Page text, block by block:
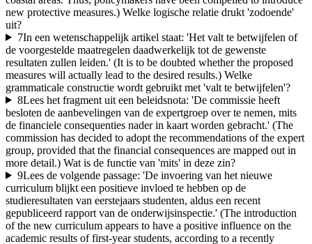
new protective measures.) Welke logische relatie drukt 'zodoende'
uit?
7In een wetenschappelijk artikel staat: 'Het valt te betwijfelen of
de voorgestelde maatregelen daadwerkelijk tot de gewenste
resultaten zullen leiden.' (It is to be doubted whether the proposed
measures will actually lead to the desired results.) Welke
grammaticale constructie wordt gebruikt met 'valt te betwijfelen'?
8Lees het fragment uit een beleidsnota: 'De commissie heeft
besloten de aanbevelingen van de expertgroep over te nemen, mits
de financiele consequenties nader in kaart worden gebracht.' (The
commission has decided to adopt the recommendations of the expert
group, provided that the financial consequences are mapped out in
more detail.) Wat is de functie van 'mits' in deze zin?
9Lees de volgende passage: 'De invoering van het nieuwe
curriculum blijkt een positieve invloed te hebben op de
studieresultaten van eerstejaars studenten, aldus een recent
gepubliceerd rapport van de onderwijsinspectie.' (The introduction
of the new curriculum appears to have a positive influence on the
academic results of first-year students, according to a recently